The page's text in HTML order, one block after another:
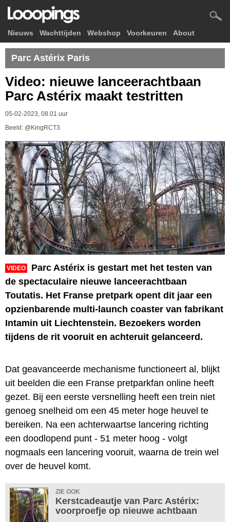
Nieuws Wachttijden Webshop Voorkeuren About
Parc Astérix Paris
Video: nieuwe lanceerachtbaan
Parc Astérix maakt testritten
05-02-2023, 08.01 uur
Beeld: @KingRCT3
VIDEO
Parc Astérix is gestart met het testen van
de spectaculaire nieuwe lanceerachtbaan
Toutatis. Het Franse pretpark opent dit jaar een
opzienbarende multi-launch coaster van fabrikant
Intamin uit Liechtenstein. Bezoekers worden
tijdens de rit vooruit en achteruit gelanceerd.
Dat geavanceerde mechanisme functioneert al, blijkt
uit beelden die een Franse pretparkfan online heeft
gezet. Bij een eerste versnelling heeft een trein niet
genoeg snelheid om een 45 meter hoge heuvel te
bereiken. Na een achterwaartse lancering richting
een doodlopend punt - 51 meter hoog - volgt
nogmaals een lancering vooruit, waarna de trein wel
over de heuvel komt.
ZIE OOK
Kerstcadeautje van Parc Astérix:
voorproefje op nieuwe achtbaan